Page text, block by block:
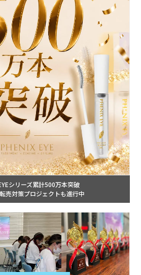
シリーズ累計500万本突破
売対策プロジェクトも進行中